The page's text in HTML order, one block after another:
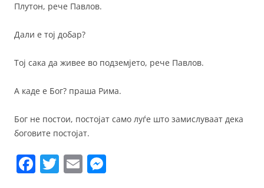
Плутон, рече Павлов.
Дали е тој добар?
Тој сака да живее во подземјето, рече Павлов.
А каде е Бог? праша Рима.
Бог не постои, постојат само луѓе што замислуваат дека
боговите постојат.
F T E